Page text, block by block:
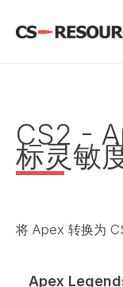
CS2 -
标灵敏
将 Apex 转换为
Apex